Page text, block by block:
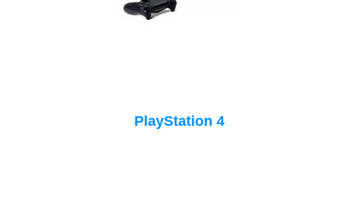
PlayStation 4